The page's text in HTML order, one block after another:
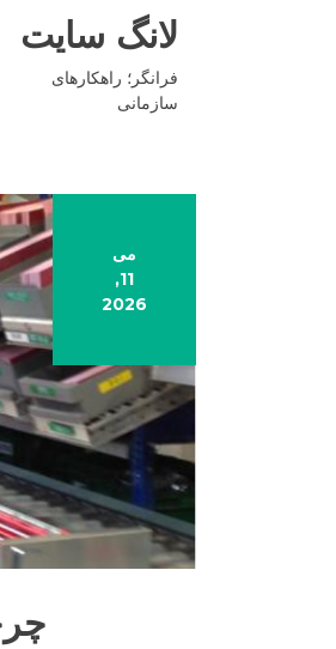
لانگ سایت
فرانگر؛ راهکارهای
سازمانی
می
11,
2026